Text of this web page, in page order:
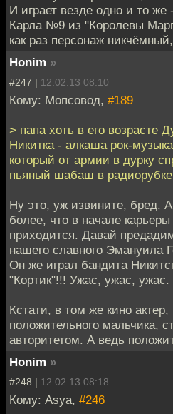
И играет везде одно и то же
Карла №9 из "Королевы
как раз персонаж
Honim »
#247 | 12.02.13 08:10
Кому: Мопсовод, #189
> папа хоть в его возрасте
Никитка - алкаша рок-
который от армии в дурку
пьяный шабаш в
Ну это, уж извините, бред.
более, что в начале
приходится. Давай
нашего славного Эмануила
Он же играл бандита
"Кортик"!!! Ужас, ужас, ужас.
Кстати, в том же кино
положительного мальчика,
авторитетом. А ведь
Honim »
#248 | 12.02.13 08:18
Кому: Asya, #246